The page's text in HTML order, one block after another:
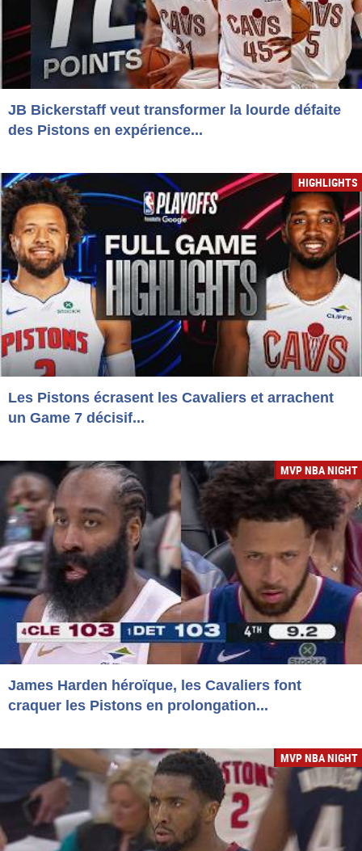
JB Bickerstaff veut transformer la lourde défaite
des Pistons en expérience...
HIGHLIGHTS
Les Pistons écrasent les Cavaliers et arrachent
un Game 7 décisif...
MVP NBA NIGHT
James Harden héroïque, les Cavaliers font
craquer les Pistons en prolongation...
MVP NBA NIGHT